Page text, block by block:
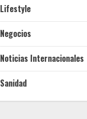
Lifestyle
Negocios
Noticias Internacionales
Sanidad